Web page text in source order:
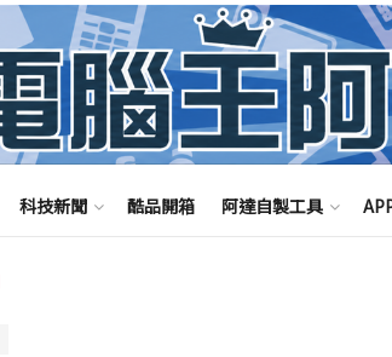
科技新聞 酷品開箱 阿達自製工具